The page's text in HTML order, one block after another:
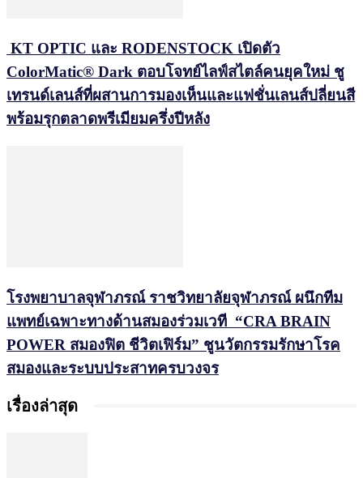
KT OPTIC และ RODENSTOCK เปิดตัว
ColorMatic® Dark ตอบโจทย์ไลฟ์สไตล์คนยุคใหม่ ชู
เทรนด์เลนส์ที่ผสานการมองเห็นและแฟชั่นเลนส์ปลี่ยนสี
พร้อมรุกตลาดพรีเมียมครึ่งปีหลัง
โรงพยาบาลจุฬาภรณ์ ราชวิทยาลัยจุฬาภรณ์ ผนึกทีม
แพทย์เฉพาะทางด้านสมองร่วมเวที “CRA BRAIN
POWER สมองฟิต ชีวิตเฟิร์ม” ชูนวัตกรรมรักษาโรค
สมองและระบบประสาทครบวงจร
เรื่องล่าสุด